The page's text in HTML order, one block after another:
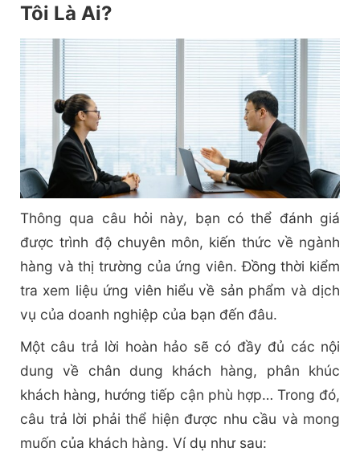
Tôi Là Ai?
Thông qua câu hỏi này, bạn có thể đánh giá
được trình độ chuyên môn, kiến thức về ngành
hàng và thị trường của ứng viên. Đồng thời kiểm
tra xem liệu ứng viên hiểu về sản phẩm và dịch
vụ của doanh nghiệp của bạn đến đâu.
Một câu trả lời hoàn hảo sẽ có đầy đủ các nội
dung về chân dung khách hàng, phân khúc
khách hàng, hướng tiếp cận phù hợp… Trong đó,
câu trả lời phải thể hiện được nhu cầu và mong
muốn của khách hàng. Ví dụ như sau: